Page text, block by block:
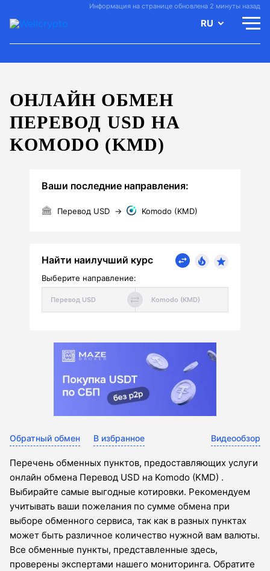
Информация на странице обновлена 2 минуты назад
RU
ОНЛАЙН ОБМЕН
ПЕРЕВОД USD НА
KOMODO (KMD)
Ваши последние направления:
Перевод USD → Komodo (KMD)
Найти наилучший курс
Выберите направление:
Обратный обмен В избранное Видеообзор
Перечень обменных пунктов, предоставляющих услуги
онлайн обмена Перевод USD на Komodo (KMD) .
Выбирайте самые выгодные котировки. Рекомендуем
учитывать ваши пожелания по сумме обмена при
выборе обменного сервиса, так как в разных пунктах
может быть различное количество нужной вам валюты.
Все обменные пункты, представленные здесь,
проверены экспертами нашего мониторинга. Обратите